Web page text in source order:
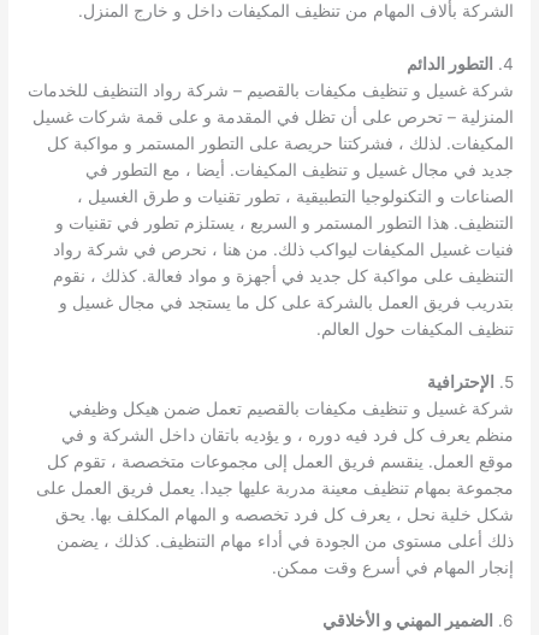
الشركة بألاف المهام من تنظيف المكيفات داخل و خارج المنزل.
4.
التطور الدائم
شركة غسيل و تنظيف مكيفات بالقصيم – شركة رواد التنظيف للخدمات
المنزلية – تحرص على أن تظل في المقدمة و على قمة شركات غسيل
المكيفات. لذلك ، فشركتنا حريصة على التطور المستمر و مواكبة كل
جديد في مجال غسيل و تنظيف المكيفات. أيضا ، مع التطور في
الصناعات و التكنولوجيا التطبيقية ، تطور تقنيات و طرق الغسيل ،
التنظيف. هذا التطور المستمر و السريع ، يستلزم تطور في تقنيات و
فنيات غسيل المكيفات ليواكب ذلك. من هنا ، نحرص في شركة رواد
التنظيف على مواكبة كل جديد في أجهزة و مواد فعالة. كذلك ، نقوم
بتدريب فريق العمل بالشركة على كل ما يستجد في مجال غسيل و
تنظيف المكيفات حول العالم.
5.
الإحترافية
شركة غسيل و تنظيف مكيفات بالقصيم تعمل ضمن هيكل وظيفي
منظم يعرف كل فرد فيه دوره ، و يؤديه باتقان داخل الشركة و في
موقع العمل. ينقسم فريق العمل إلى مجموعات متخصصة ، تقوم كل
مجموعة بمهام تنظيف معينة مدربة عليها جيدا. يعمل فريق العمل على
شكل خلية نحل ، يعرف كل فرد تخصصه و المهام المكلف بها. يحق
ذلك أعلى مستوى من الجودة في أداء مهام التنظيف. كذلك ، يضمن
إنجار المهام في أسرع وقت ممكن.
6.
الضمير المهني و الأخلاقي